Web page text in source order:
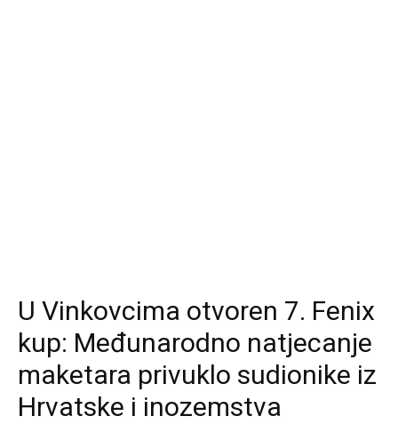
U Vinkovcima otvoren 7. Fenix
kup: Međunarodno natjecanje
maketara privuklo sudionike iz
Hrvatske i inozemstva